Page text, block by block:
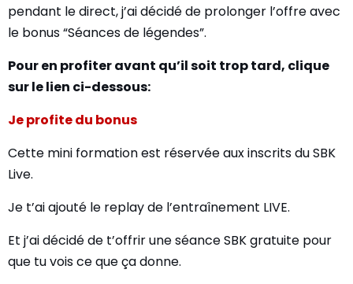
pendant le direct, j’ai décidé de prolonger l’offre avec
le bonus “Séances de légendes”.
Pour en profiter avant qu’il soit trop tard, clique
sur le lien ci-dessous:
Je profite du bonus
Cette mini formation est réservée aux inscrits du SBK
Live.
Je t’ai ajouté le replay de l’entraînement LIVE.
Et j’ai décidé de t’offrir une séance SBK gratuite pour
que tu vois ce que ça donne.